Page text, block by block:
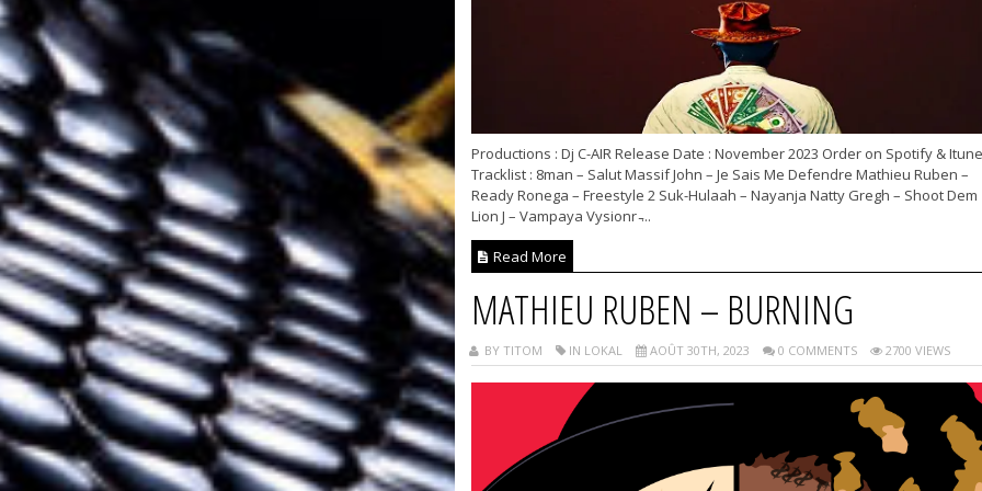
Productions : Dj C-AIR Release Date : November 2023 Order on Spotify &
Tracklist : 8man – Salut Massif John – Je Sais Me Defendre Mathieu Ruben –
Ready Ronega – Freestyle 2 Suk-Hulaah – Nayanja Natty Gregh – Shoot Dem
Lion J – Vampaya Vysionr ̵...
Read More
MATHIEU RUBEN – BURNING
BY TITOM IN LOKAL AOÛT 30TH, 2023 0 COMMENTS 2700 VIEWS